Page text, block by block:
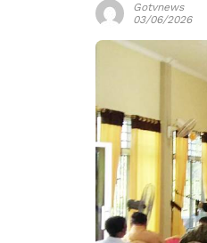
Gotvnews
03/06/2026